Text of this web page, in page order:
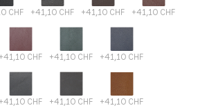
CHF +41,10 CHF +41,10 CHF +41,10 CHF
+41,10 CHF +41,10 CHF +41,10 CHF
+41,10 CHF +41,10 CHF +41,10 CHF